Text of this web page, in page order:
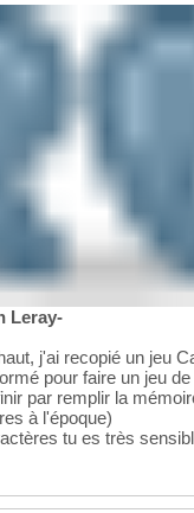
Leray-
j'ai recopié un jeu
pour faire un jeu
par remplir la
à l'époque)
tu es très